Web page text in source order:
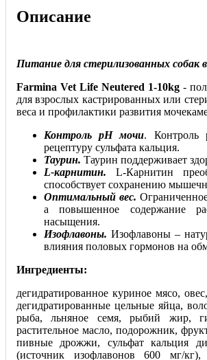
Описание
Питание для стерилизованных собак
Farmina Vet Life Neutered 1-10kg -
для взрослых кастрированных или
веса и профилактики развития
Контроль рН мочи. Контроль
рецептуру сульфата кальция.
Таурин. Таурин поддерживает
L-карнитин. L-Карнитин
способствует сохранению
Оптимальный вес.
а повышенное содержание
насыщения.
Изофлавоны. Изофлавоны –
влияния половых гормонов на
Ингредиенты:
дегидратированное куриное мясо,
дегидратированные цельные яйца,
рыба, льняное семя, рыбий жир,
растительное масло, подорожник,
пивные дрожжи, сульфат кальция
(источник изофлавонов 600 мг/кг),